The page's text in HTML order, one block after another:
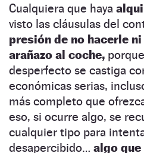
Cualquiera que haya
visto las cláusulas del
presión de no hacerle
arañazo al coche,
desperfecto se castiga
económicas serias,
más completo que
eso, si ocurre algo, se
cualquier tipo para
desapercibido… algo que